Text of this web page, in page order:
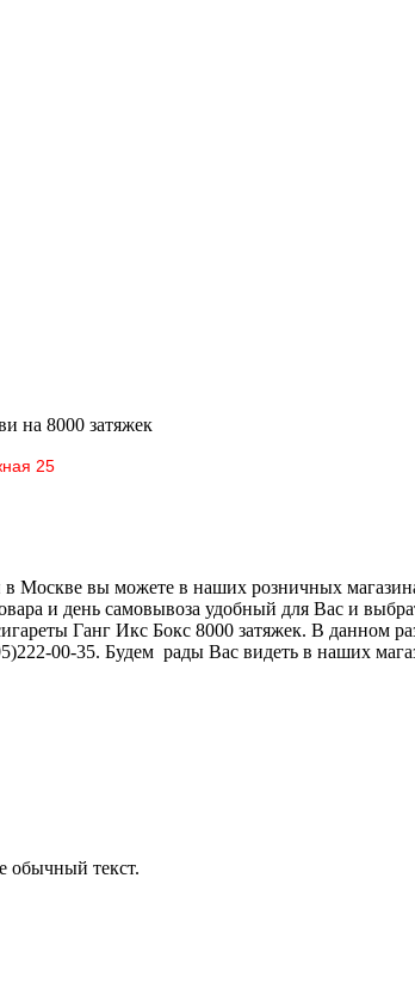
на 8000 затяжек
25
вы можете в наших розничных
и день самовывоза удобный для Вас и
Ганг Икс Бокс 8000 затяжек. В данном
00-35. Будем рады Вас видеть в наших
обычный текст.